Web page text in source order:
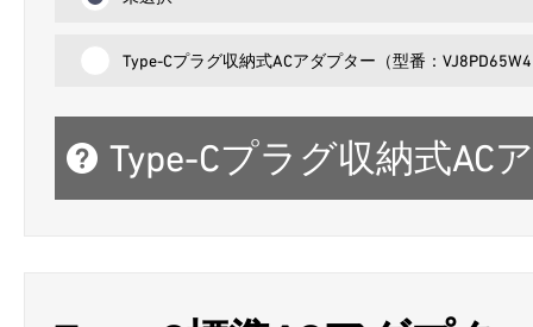
Type-Cプラグ収納式ACアダプター（型番：
Type-Cプラグ収納式AC